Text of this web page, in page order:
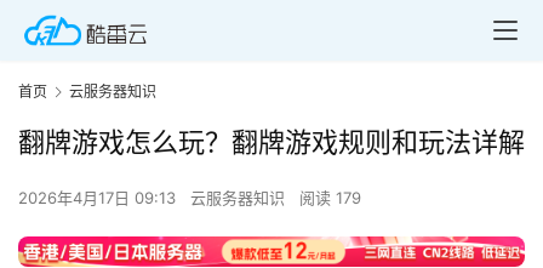
首页 云服务器知识
翻牌游戏怎么玩？翻牌游戏规则和玩法详解
2026年4月17日 09:13 云服务器知识 阅读 179